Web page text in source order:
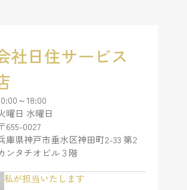
社日住サービス
～18:00
曜日 水曜日
655-0027
庫県神戸市垂水区神田町2-33 第2
ンタチオビル３階
私が担当いたします